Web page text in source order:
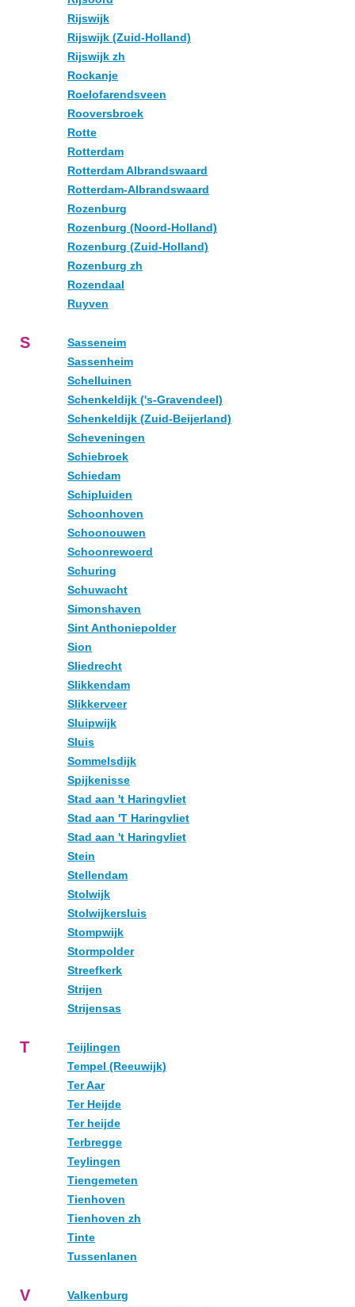
Rijswijk
Rijswijk (Zuid-Holland)
Rijswijk zh
Rockanje
Roelofarendsveen
Rooversbroek
Rotte
Rotterdam
Rotterdam Albrandswaard
Rotterdam-Albrandswaard
Rozenburg
Rozenburg (Noord-Holland)
Rozenburg (Zuid-Holland)
Rozenburg zh
Rozendaal
Ruyven
S
Sasseneim
Sassenheim
Schelluinen
Schenkeldijk ('s-Gravendeel)
Schenkeldijk (Zuid-Beijerland)
Scheveningen
Schiebroek
Schiedam
Schipluiden
Schoonhoven
Schoonouwen
Schoonrewoerd
Schuring
Schuwacht
Simonshaven
Sint Anthoniepolder
Sion
Sliedrecht
Slikkendam
Slikkerveer
Sluipwijk
Sluis
Sommelsdijk
Spijkenisse
Stad aan 't Haringvliet
Stad aan 'T Haringvliet
Stad aan 't Haringvliet
Stein
Stellendam
Stolwijk
Stolwijkersluis
Stompwijk
Stormpolder
Streefkerk
Strijen
Strijensas
T
Teijlingen
Tempel (Reeuwijk)
Ter Aar
Ter Heijde
Ter heijde
Terbregge
Teylingen
Tiengemeten
Tienhoven
Tienhoven zh
Tinte
Tussenlanen
V
Valkenburg